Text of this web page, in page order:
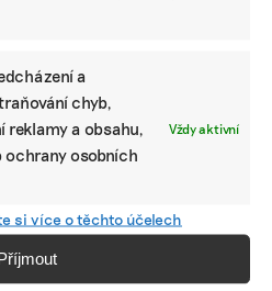
a
chyb,
reklamy a obsahu,
ochrany osobních
Vždy aktivní
si více o těchto účelech
v oblasti